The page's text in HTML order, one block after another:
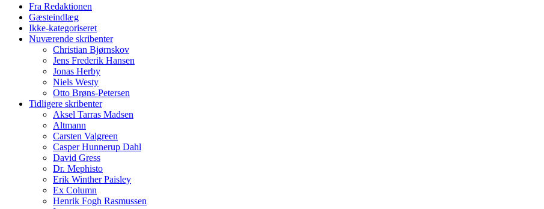
Fra Redaktionen
Gæsteindlæg
Ikke-kategoriseret
Nuværende skribenter
Christian Bjørnskov
Jens Frederik Hansen
Jonas Herby
Niels Westy
Otto Brøns-Petersen
Tidligere skribenter
Aksel Tarras Madsen
Altmann
Carsten Valgreen
Casper Hunnerup Dahl
David Gress
Dr. Mephisto
Erik Winther Paisley
Ex Column
Henrik Fogh Rasmussen